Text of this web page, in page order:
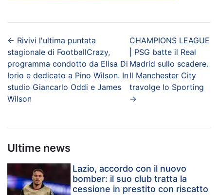
← Rivivi l'ultima puntata
stagionale di FootballCrazy,
programma condotto da Elisa Di
Iorio e dedicato a Pino Wilson. In
studio Giancarlo Oddi e James
Wilson
CHAMPIONS LEAGUE
| PSG batte il Real
Madrid sullo scadere.
Il Manchester City
travolge lo Sporting
→
Ultime news
Lazio, accordo con il nuovo
bomber: il suo club tratta la
cessione in prestito con riscatto